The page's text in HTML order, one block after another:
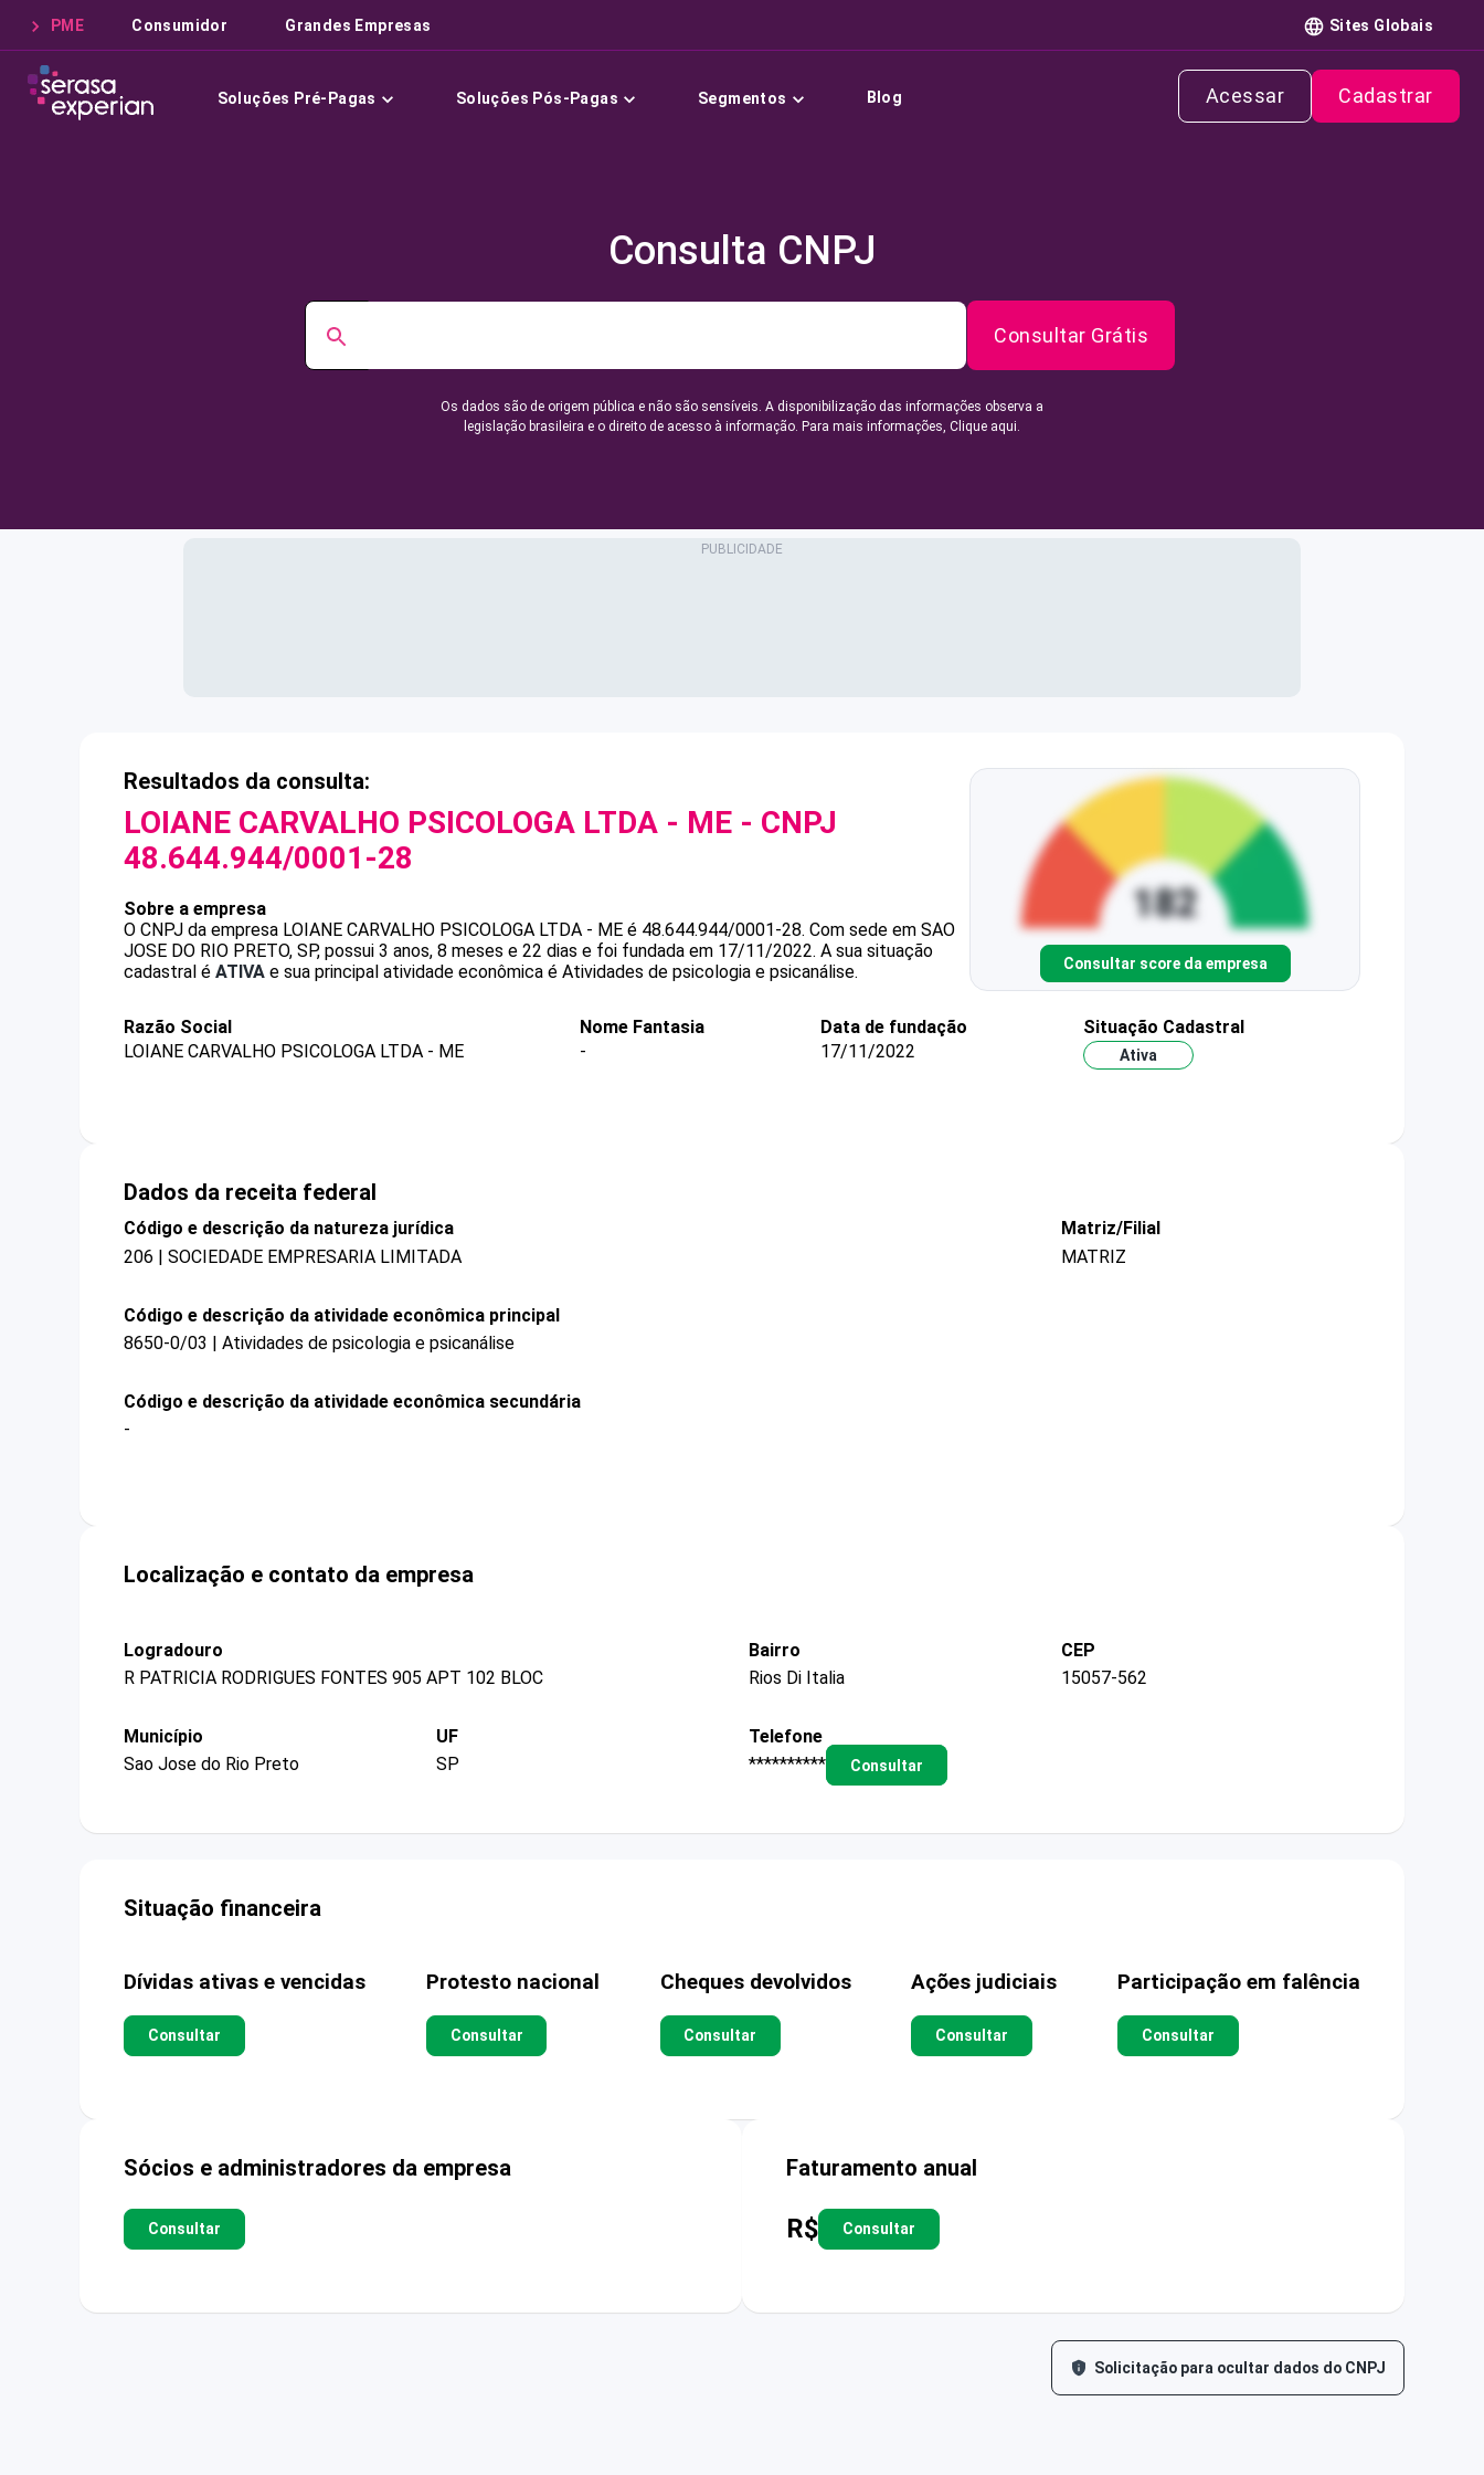
PME Consumidor Grandes Empresas Sites Globais
Soluções Pré-Pagas Soluções Pós-Pagas Segmentos Blog Acessar Cadastrar
Consulta CNPJ
Consultar Grátis
Os dados são de origem pública e não são sensíveis. A disponibilização das informações observa a
legislação brasileira e o direito de acesso à informação. Para mais informações, Clique aqui.
Resultados da consulta:
LOIANE CARVALHO PSICOLOGA LTDA - ME - CNPJ
48.644.944/0001-28
Sobre a empresa
O CNPJ da empresa LOIANE CARVALHO PSICOLOGA LTDA - ME é 48.644.944/0001-28. Com sede em SAO
JOSE DO RIO PRETO, SP, possui 3 anos, 8 meses e 22 dias e foi fundada em 17/11/2022. A sua situação
cadastral é ATIVA e sua principal atividade econômica é Atividades de psicologia e psicanálise. Consultar score da empresa
Razão Social
LOIANE CARVALHO PSICOLOGA LTDA - ME
Nome Fantasia
-
Data de fundação
17/11/2022
Situação Cadastral
Ativa
Dados da receita federal
Código e descrição da natureza jurídica
206 | SOCIEDADE EMPRESARIA LIMITADA
Matriz/Filial
MATRIZ
Código e descrição da atividade econômica principal
8650-0/03 | Atividades de psicologia e psicanálise
Código e descrição da atividade econômica secundária
-
Localização e contato da empresa
Logradouro
R PATRICIA RODRIGUES FONTES 905 APT 102 BLOC
Bairro
Rios Di Italia
CEP
15057-562
Município
Sao Jose do Rio Preto
UF
SP
Telefone
**********
Consultar
Situação financeira
Dívidas ativas e vencidas
Consultar
Protesto nacional
Consultar
Cheques devolvidos
Consultar
Ações judiciais
Consultar
Participação em falência
Consultar
Sócios e administradores da empresa
Consultar
Faturamento anual
R$ Consultar
Solicitação para ocultar dados do CNPJ